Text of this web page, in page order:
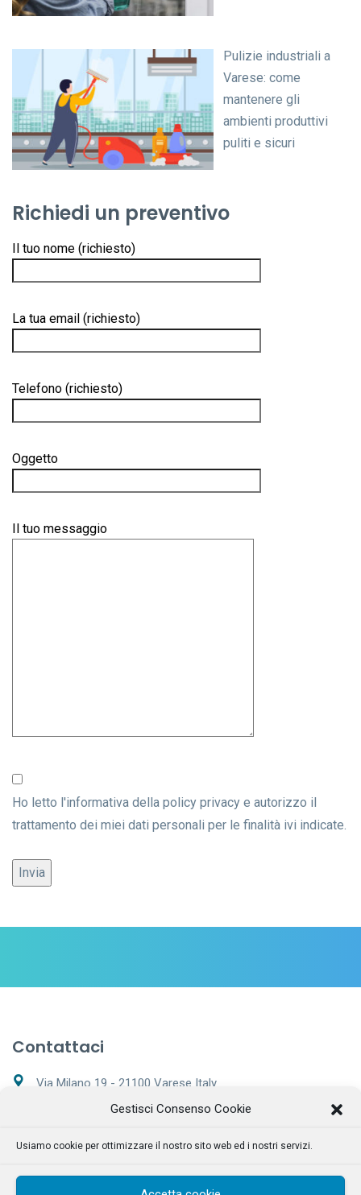
Gestisci Consenso Cookie
Usiamo cookie per ottimizzare il nostro sito web ed i nostri servizi.
Pulizie industriali a
Varese: come
mantenere gli
ambienti produttivi
puliti e sicuri
Richiedi un preventivo
Il tuo nome (richiesto)
La tua email (richiesto)
Telefono (richiesto)
Oggetto
Il tuo messaggio
Ho letto l'informativa della policy privacy e autorizzo il
trattamento dei miei dati personali per le finalità ivi indicate.
Contattaci
Via Milano 19 - 21100 Varese Italy